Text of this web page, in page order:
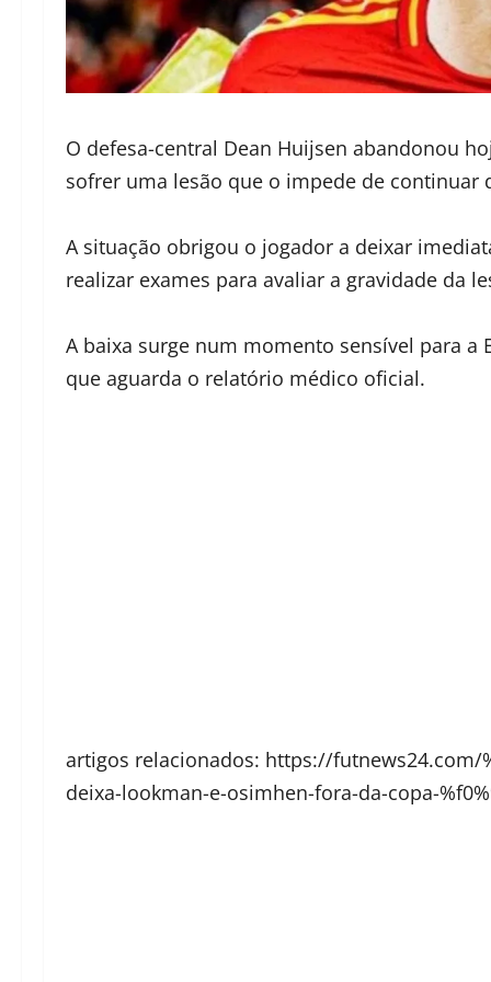
O defesa-central Dean Huijsen abandonou
sofrer uma lesão que o impede de
A situação obrigou o jogador a deixar
realizar exames para avaliar a gravidade da
A baixa surge num momento sensível para a
que aguarda o relatório médico oficial.
artigos relacionados: https://futnews24.com/
deixa-lookman-e-osimhen-fora-da-copa-